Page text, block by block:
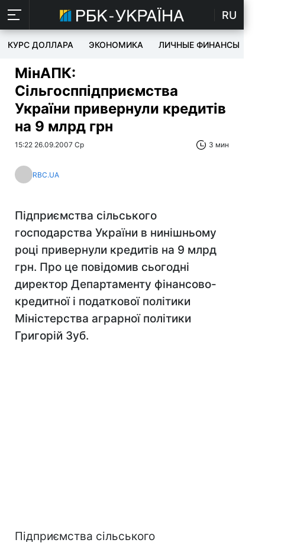
RU
КУРС ДОЛЛАРА ЭКОНОМИКА ЛИЧНЫЕ ФИНАНСЫ
МінАПК:
Сільгосппідприємства
України привернули кредитів
на 9 млрд грн
15:22 26.09.2007 Ср 3 мин
RBC.UA
Підприємства сільського
господарства України в нинішньому
році привернули кредитів на 9 млрд
грн. Про це повідомив сьогодні
директор Департаменту фінансово-
кредитної і податкової політики
Міністерства аграрної політики
Григорій Зуб.
Підприємства сільського